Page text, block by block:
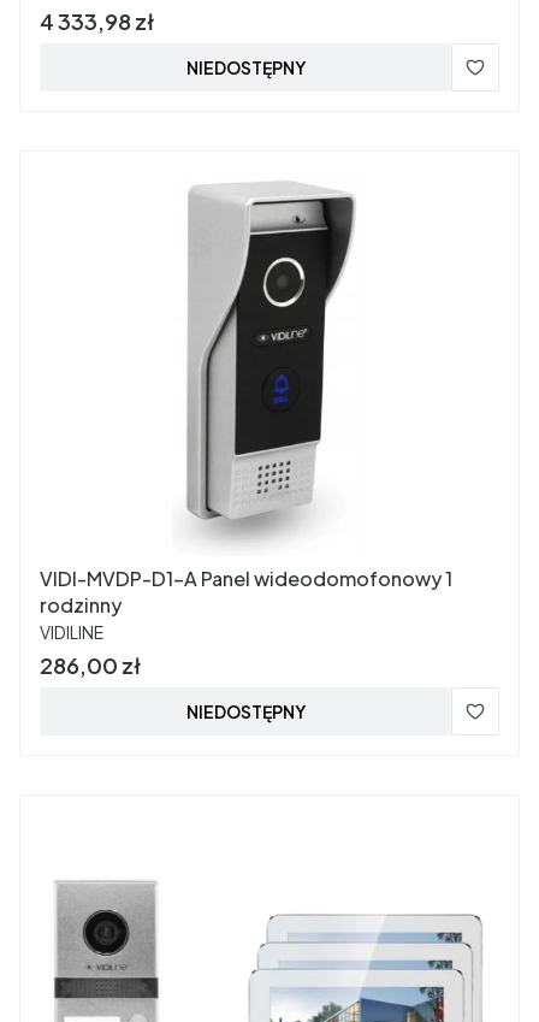
Cena
4 333,98 zł
NIEDOSTĘPNY
VIDI-MVDP-D1-A Panel wideodomofonowy 1
rodzinny
PRODUCENT
VIDILINE
Cena
286,00 zł
NIEDOSTĘPNY